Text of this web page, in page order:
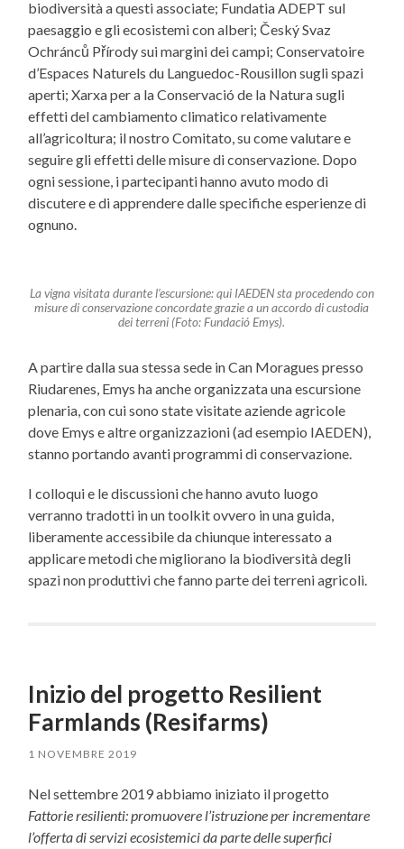
biodiversità a questi associate; Fundatia ADEPT sul
paesaggio e gli ecosistemi con alberi; Český Svaz
Ochránců Přírody sui margini dei campi; Conservatoire
d’Espaces Naturels du Languedoc-Rousillon sugli spazi
aperti; Xarxa per a la Conservació de la Natura sugli
effetti del cambiamento climatico relativamente
all’agricoltura; il nostro Comitato, su come valutare e
seguire gli effetti delle misure di conservazione. Dopo
ogni sessione, i partecipanti hanno avuto modo di
discutere e di apprendere dalle specifiche esperienze di
ognuno.
La vigna visitata durante l’escursione: qui IAEDEN sta procedendo con
misure di conservazione concordate grazie a un accordo di custodia
dei terreni (Foto: Fundació Emys).
A partire dalla sua stessa sede in Can Moragues presso
Riudarenes, Emys ha anche organizzata una escursione
plenaria, con cui sono state visitate aziende agricole
dove Emys e altre organizzazioni (ad esempio IAEDEN),
stanno portando avanti programmi di conservazione.
I colloqui e le discussioni che hanno avuto luogo
verranno tradotti in un toolkit ovvero in una guida,
liberamente accessibile da chiunque interessato a
applicare metodi che migliorano la biodiversità degli
spazi non produttivi che fanno parte dei terreni agricoli.
Inizio del progetto Resilient
Farmlands (Resifarms)
1 NOVEMBRE 2019
Nel settembre 2019 abbiamo iniziato il progetto
Fattorie resilienti: promuovere l’istruzione per incrementare
l’offerta di servizi ecosistemici da parte delle superfici